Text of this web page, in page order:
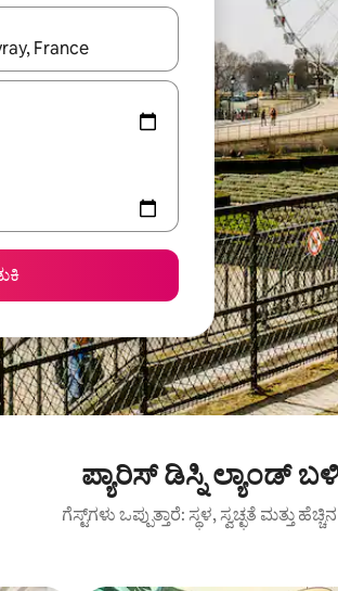
ಮತ್ತು ಡೌನ್ ಬಾಣದ ಕೀಲಿಗಳೊಂದಿಗೆ ನ್ಯಾವಿಗೇಟ್ ಮಾಡಿ
ಪ್ಯಾರಿಸ್ ಡಿಸ್ನಿ
ಗೆಸ್ಟ್‌ಗಳು ಒಪ್ಪುತ್ತಾರೆ: ಸ್ಥಳ, ಸ್ವಚ್ಛತೆ ಮತ್ತು